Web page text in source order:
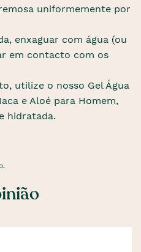
uniformemente por
enxaguar com água (ou
em contacto com os
utilize o nosso Gel Água
e Aloé para Homem,
hidratada.